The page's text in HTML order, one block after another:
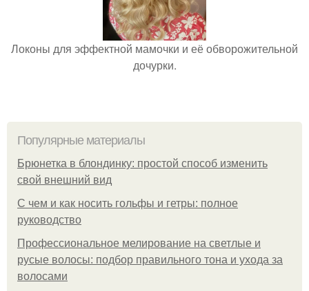
Локоны для эффектной мамочки и её обворожительной
дочурки.
Популярные материалы
Брюнетка в блондинку: простой способ изменить
свой внешний вид
С чем и как носить гольфы и гетры: полное
руководство
Профессиональное мелирование на светлые и
русые волосы: подбор правильного тона и ухода за
волосами